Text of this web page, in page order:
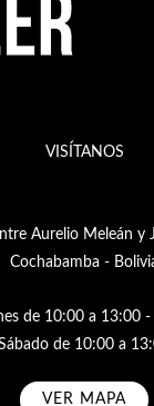
VISÍTANOS
Aurelio Meleán y
Cochabamba -
de 10:00 a 13:00
de 10:00 a
VER MAPA